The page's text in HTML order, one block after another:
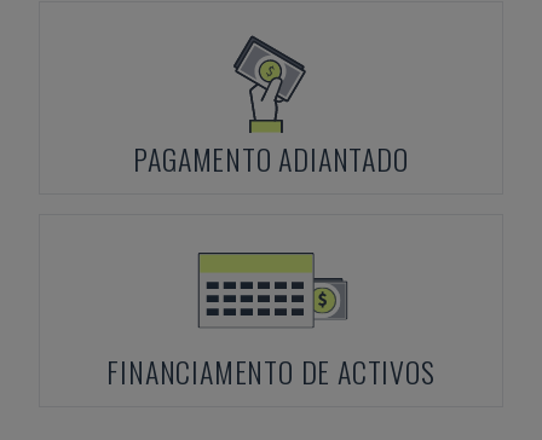
PAGAMENTO ADIANTADO
FINANCIAMENTO DE ACTIVOS